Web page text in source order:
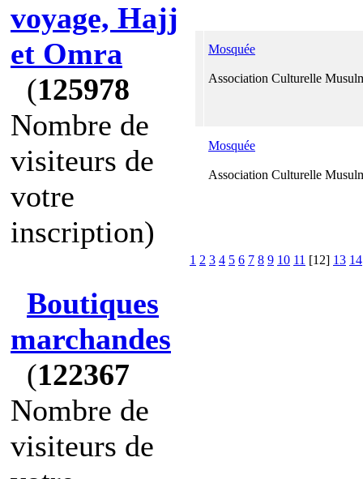
voyage, Hajj
et Omra
(125978
Nombre de
visiteurs de
votre
inscription)
Boutiques
marchandes
(122367
Nombre de
visiteurs de
Mosquée
Association Culturelle
Mosquée
Association Culturelle
1 2 3 4 5 6 7 8 9 10 11 [12] 13 14